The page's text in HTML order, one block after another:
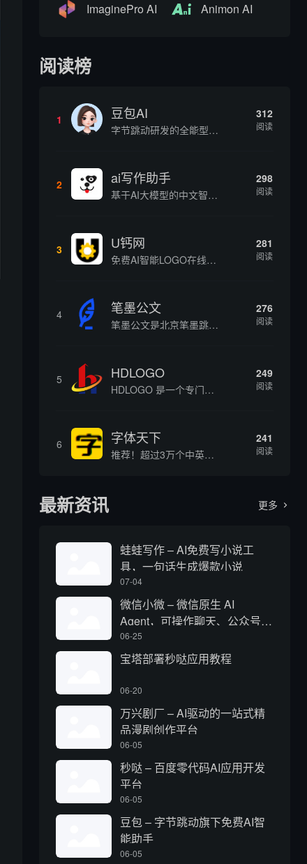
ImaginePro AI Animon AI
阅读榜
1 豆包AI
字节跳动研发的全能型AI智能助手，提供智能对话、知识问答、内容创作、学习办公等一站式AI服务
312
阅读
2 ai写作助手
基于AI大模型的中文智能写作工具，面向学生、自媒体、职场人士提供一站式文本创作服务 核心定位 AI写作助手是依托人工智能技术打造的创作辅助平台，专注中文文本生成与优化，帮助用户快速完成各类文案、文章、论文等内容创作，提升写作效率 核心功能 ...
298
阅读
3 U钙网
免费AI智能LOGO在线设计制作平台
281
阅读
4 笔墨公文
笔墨公文是北京笔墨跳动科技旗下垂直公文赛道 AIGC 创作平台，深耕体制公文专业场景，依托海量标准公文语料训练专属大模型。平台整合 AI 公文生成、全维度智能校对、范文库、实时更新素材库、标准化公文模板五大核心板块，兼顾公文快速撰写、文稿合...
276
阅读
5 HDLOGO
HDLOGO 是一个专门整理矢量标志和图标的网站，提供各类品牌和公司的矢量标志下载服务，主要面向设计师、营销人员和企业用户，帮他们获取高质量的品牌标识资源。
249
阅读
6 字体天下
推荐！超过3万个中英文字体免费下载
241
阅读
最新资讯 更多 
蛙蛙写作 – AI免费写小说工
具，一句话生成爆款小说
07-04
微信小微 – 微信原生 AI
Agent，可操作聊天、公众号、
视频号和小程序
06-25
宝塔部署秒哒应用教程
06-20
万兴剧厂 – AI驱动的一站式精
品漫剧创作平台
06-05
秒哒 – 百度零代码AI应用开发
平台
06-05
豆包 – 字节跳动旗下免费AI智
能助手
06-05